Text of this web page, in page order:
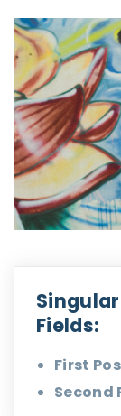
Fields:
First
Second